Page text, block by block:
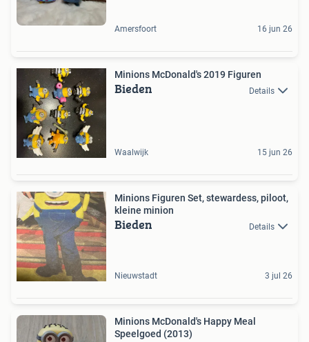
Amersfoort 16 jun 26
Minions McDonald's 2019 Figuren
Bieden Details
Waalwijk 15 jun 26
Minions Figuren Set, stewardess, piloot,
kleine minion
Bieden Details
Nieuwstadt 3 jul 26
Minions McDonald's Happy Meal
Speelgoed (2013)